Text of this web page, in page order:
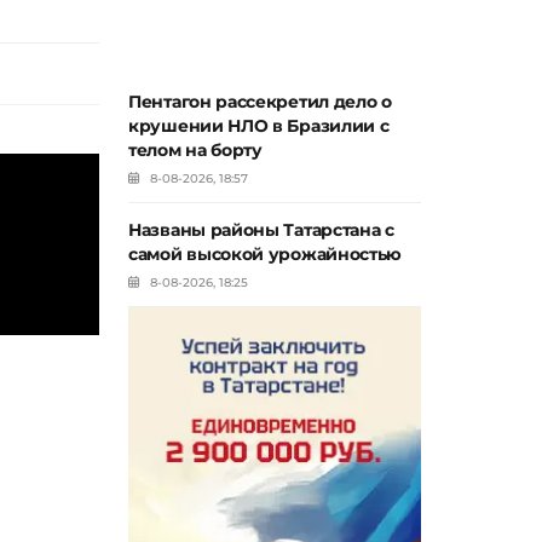
Пентагон рассекретил дело о
крушении НЛО в Бразилии с
телом на борту
8-08-2026, 18:57
Названы районы Татарстана с
самой высокой урожайностью
8-08-2026, 18:25